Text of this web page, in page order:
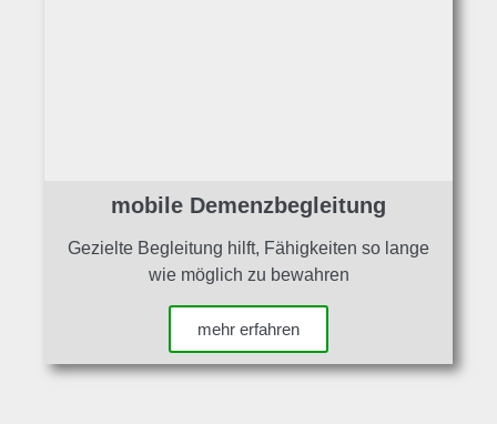
mobile Demenzbegleitung
Gezielte Begleitung hilft, Fähigkeiten so lange
wie möglich zu bewahren
mehr erfahren